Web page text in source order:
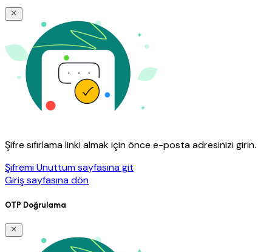
Şifre sıfırlama linki almak için önce e-posta adresinizi girin.
Şifremi Unuttum sayfasına git
Giriş sayfasına dön
OTP Doğrulama